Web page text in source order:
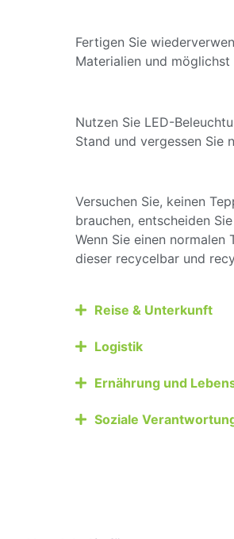
Fertigen Sie
Materialien und
Nutzen Sie LED-
Stand und vergessen Sie
Versuchen Sie, keinen
brauchen, entscheiden
Wenn Sie einen normalen
dieser recycelbar und
Reise & Unterkunft
Logistik
Ernährung und
Soziale